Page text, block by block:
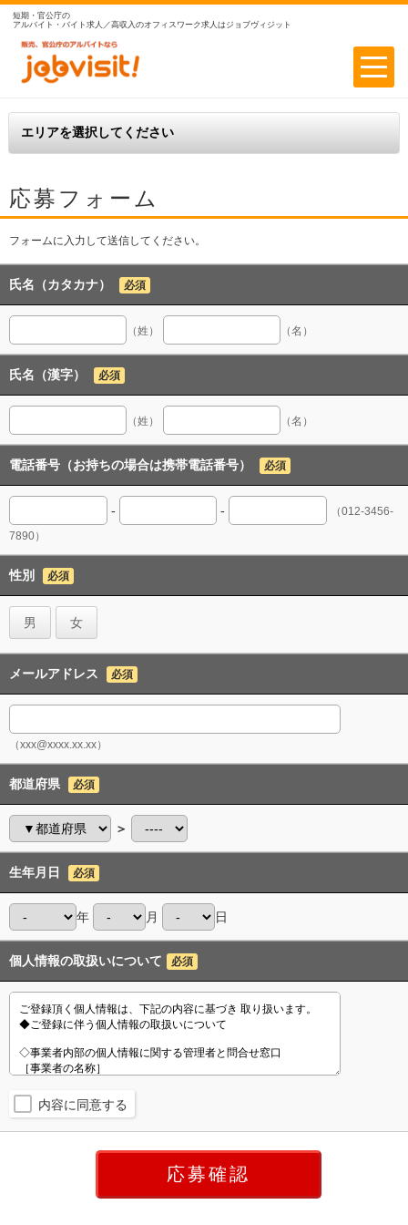
短期・官公庁の
アルバイト・バイト求人／高収入のオフィスワーク求人はジョブヴィジット
応募フォーム
フォームに入力して送信してください。
氏名（カタカナ） 必須
（姓） （名）
氏名（漢字） 必須
（姓） （名）
電話番号（お持ちの場合は携帯電話番号） 必須
- -
（012-3456-
7890）
性別 必須
男 女
メールアドレス 必須
（xxx@xxxx.xx.xx）
都道府県 必須
＞
生年月日 必須
年 月 日
個人情報の取扱いについて 必須
内容に同意する